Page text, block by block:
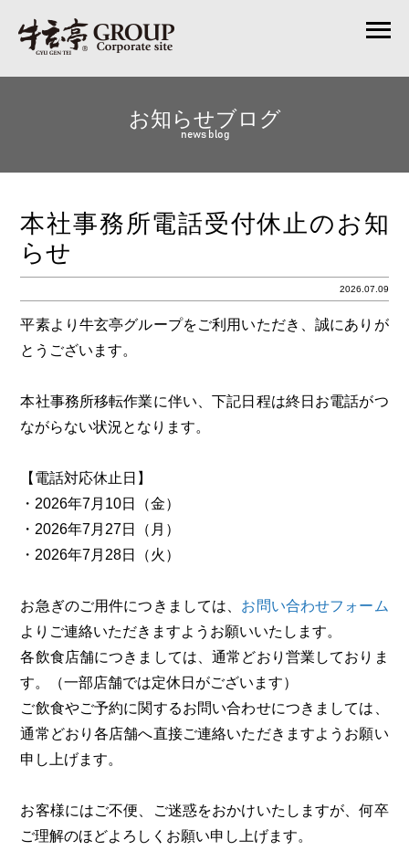
お知らせブログ
news blog
本社事務所電話受付休止のお知
らせ
2026.07.09
平素より牛玄亭グループをご利用いただき、誠にありが
とうございます。
本社事務所移転作業に伴い、下記日程は終日お電話がつ
ながらない状況となります。
【電話対応休止日】
・2026年7月10日（金）
・2026年7月27日（月）
・2026年7月28日（火）
お急ぎのご用件につきましては、 お問い合わせフォーム
よりご連絡いただきますようお願いいたします。
各飲食店舗につきましては、通常どおり営業しておりま
す。（一部店舗では定休日がございます）
ご飲食やご予約に関するお問い合わせにつきましては、
通常どおり各店舗へ直接ご連絡いただきますようお願い
申し上げます。
お客様にはご不便、ご迷惑をおかけいたしますが、何卒
ご理解のほどよろしくお願い申し上げます。